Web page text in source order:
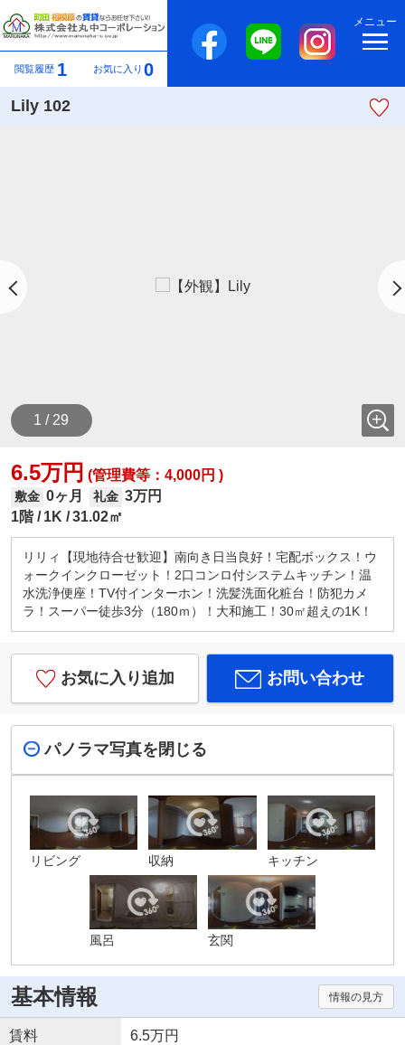
閲覧履歴 1 お気に入り 0
メニュー
Lily 102
1 / 29
6.5万円 (管理費等：4,000円 )
敷金 0ヶ月 礼金 3万円
1階
1K 31.02㎡
リリィ【現地待合せ歓迎】南向き日当良好！宅配ボックス！ウ
ォークインクローゼット！2口コンロ付システムキッチン！温
水洗浄便座！TV付インターホン！洗髪洗面化粧台！防犯カメ
ラ！スーパー徒歩3分（180ｍ）！大和施工！30㎡超えの1K！
お気に入り追加 お問い合わせ
パノラマ写真を閉じる
リビング 収納 キッチン
風呂 玄関
基本情報 情報の見方
賃料 6.5万円